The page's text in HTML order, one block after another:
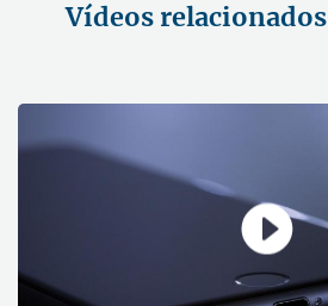
Vídeos relacionados